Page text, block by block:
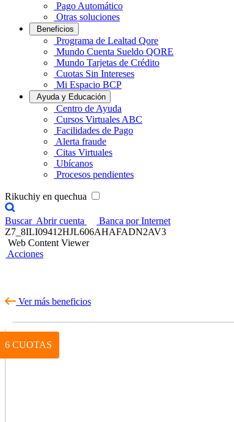
Pago Automático
Otras soluciones
Beneficios
Programa de Lealtad Qore
Mundo Cuenta Sueldo QORE
Mundo Tarjetas de Crédito
Cuotas Sin Intereses
Mi Espacio BCP
Ayuda y Educación
Centro de Ayuda
Cursos Virtuales ABC
Facilidades de Pago
Alerta fraude
Citas Virtuales
Ubícanos
Procesos pendientes
Rikuchiy en quechua
Buscar Abrir cuenta
Banca por Internet
Z7_8ILI09412HJL606AHAFADN2AV3
Web Content Viewer
Acciones
Ver más beneficios
6 CUOTAS